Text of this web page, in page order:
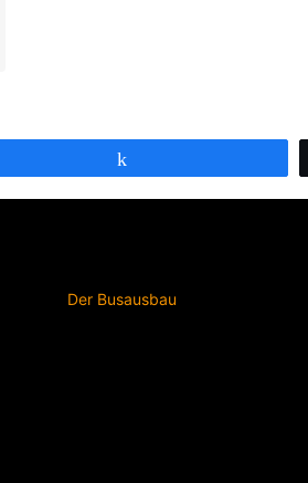
Der Busausbau